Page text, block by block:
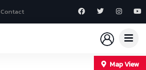
Contact
Map View